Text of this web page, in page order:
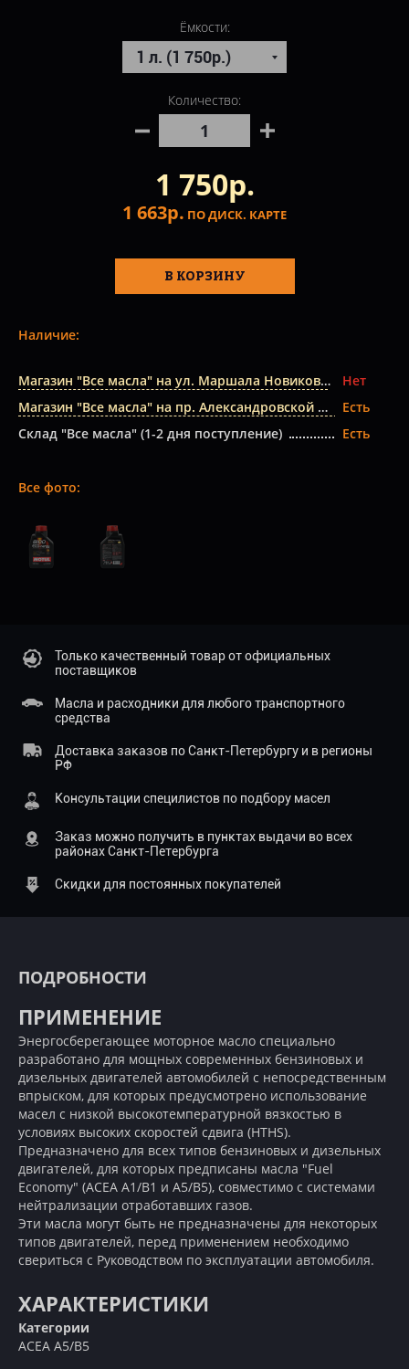
Ёмкости:
Количество:
1 750р.
1 663р. ПО ДИСК. КАРТЕ
В КОРЗИНУ
Наличие:
Магазин "Все масла" на ул. Маршала Новикова
Нет
Магазин "Все масла" на пр. Александровской Фермы
Есть
Склад "Все масла" (1-2 дня поступление)
Есть
Все фото:
Только качественный товар от официальных
поставщиков
Масла и расходники для любого транспортного
средства
Доставка заказов по Санкт-Петербургу и в регионы
РФ
Консультации специлистов по подбору масел
Заказ можно получить в пунктах выдачи во всех
районах Санкт-Петербурга
Скидки для постоянных покупателей
ПОДРОБНОСТИ
ПРИМЕНЕНИЕ
Энергосберегающее моторное масло специально
разработано для мощных современных бензиновых и
дизельных двигателей автомобилей с непосредственным
впрыском, для которых предусмотрено использование
масел с низкой высокотемпературной вязкостью в
условиях высоких скоростей сдвига (HTHS).
Предназначено для всех типов бензиновых и дизельных
двигателей, для которых предписаны масла "Fuel
Economy" (ACEA A1/B1 и А5/В5), совместимо с системами
нейтрализации отработавших газов.
Эти масла могут быть не предназначены для некоторых
типов двигателей, перед применением необходимо
свериться с Руководством по эксплуатации автомобиля.
ХАРАКТЕРИСТИКИ
Категории
АСЕА А5/В5